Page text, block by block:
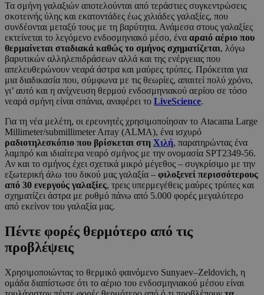
Τα σμήνη γαλαξιών αποτελούνται από τεράστιες συγκεντρώσεις
σκοτεινής ύλης και εκατοντάδες έως χιλιάδες γαλαξίες, που
συνδέονται μεταξύ τους με τη βαρύτητα. Ανάμεσα στους γαλαξίες
εκτείνεται το λεγόμενο ενδοσμηνιακό μέσο, ένα αραιό αέριο που
θερμαίνεται σταδιακά καθώς το σμήνος σχηματίζεται, λόγω
βαρυτικών αλληλεπιδράσεων αλλά και της ενέργειας που
απελευθερώνουν νεαρά άστρα και μαύρες τρύπες. Πρόκειται για
μια διαδικασία που, σύμφωνα με τις θεωρίες, απαιτεί πολύ χρόνο,
γι’ αυτό και η ανίχνευση θερμού ενδοσμηνιακού αερίου σε τόσο
νεαρά σμήνη είναι σπάνια, αναφέρει το LiveScience.
Για τη νέα μελέτη, οι ερευνητές χρησιμοποίησαν το Atacama Large
Millimeter/submillimeter Array (ALMA), ένα ισχυρό
ραδιοτηλεσκόπιο που βρίσκεται στη Χιλή, παρατηρώντας ένα
λαμπρό και ιδιαίτερα νεαρό σμήνος με την ονομασία SPT2349-56.
Αν και το σμήνος έχει σχετικά μικρό μέγεθος – συγκρίσιμο με την
εξωτερική άλω του δικού μας γαλαξία – φιλοξενεί περισσότερους
από 30 ενεργούς γαλαξίες, τρεις υπερμεγέθεις μαύρες τρύπες και
σχηματίζει άστρα με ρυθμό πάνω από 5.000 φορές μεγαλύτερο
από εκείνον του γαλαξία μας.
Πέντε φορές θερμότερο από τις
προβλέψεις
Χρησιμοποιώντας το θερμικό φαινόμενο Sunyaev–Zeldovich, η
ομάδα διαπίστωσε ότι το αέριο του ενδοσμηνιακού μέσου είναι